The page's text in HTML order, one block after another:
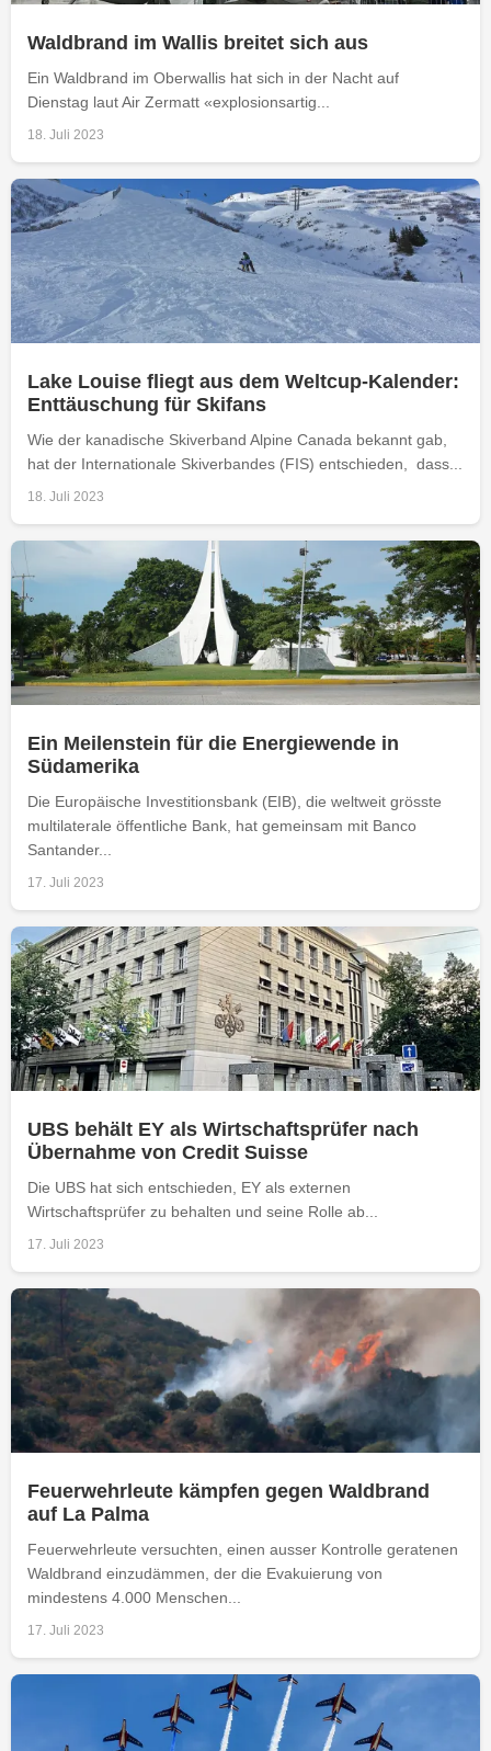
Waldbrand im Wallis breitet sich aus
Ein Waldbrand im Oberwallis hat sich in der Nacht auf
Dienstag laut Air Zermatt «explosionsartig...
18. Juli 2023
Lake Louise fliegt aus dem Weltcup-Kalender:
Enttäuschung für Skifans
Wie der kanadische Skiverband Alpine Canada bekannt gab,
hat der Internationale Skiverbandes (FIS) entschieden, dass...
18. Juli 2023
Ein Meilenstein für die Energiewende in
Südamerika
Die Europäische Investitionsbank (EIB), die weltweit grösste
multilaterale öffentliche Bank, hat gemeinsam mit Banco
Santander...
17. Juli 2023
UBS behält EY als Wirtschaftsprüfer nach
Übernahme von Credit Suisse
Die UBS hat sich entschieden, EY als externen
Wirtschaftsprüfer zu behalten und seine Rolle ab...
17. Juli 2023
Feuerwehrleute kämpfen gegen Waldbrand
auf La Palma
Feuerwehrleute versuchten, einen ausser Kontrolle geratenen
Waldbrand einzudämmen, der die Evakuierung von
mindestens 4.000 Menschen...
17. Juli 2023